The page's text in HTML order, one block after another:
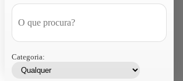
Categoria: